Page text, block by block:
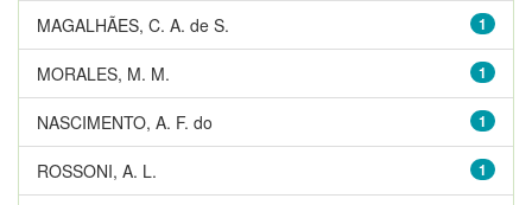
1
MAGALHÃES, C. A. de S.
1
MORALES, M. M.
1
NASCIMENTO, A. F. do
1
ROSSONI, A. L.